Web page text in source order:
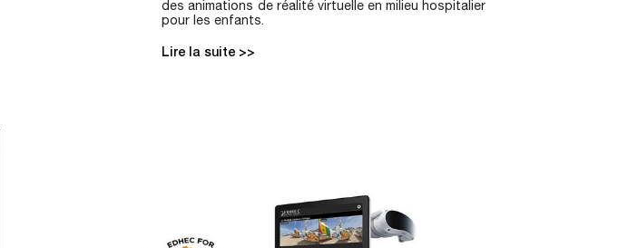
des animations de réalité virtuelle en milieu hospitalier
pour les enfants.
Lire la suite >>